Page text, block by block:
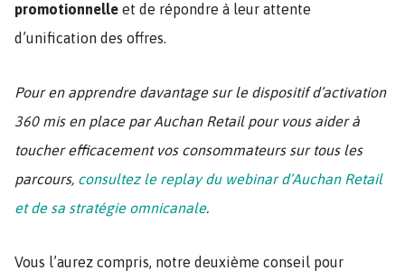
promotionnelle et de répondre à leur attente
d’unification des offres.
Pour en apprendre davantage sur le dispositif d’activation
360 mis en place par Auchan Retail pour vous aider à
toucher efficacement vos consommateurs sur tous les
parcours, consultez le replay du webinar d’Auchan Retail
et de sa stratégie omnicanale.
Vous l’aurez compris, notre deuxième conseil pour